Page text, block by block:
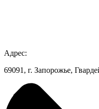
Адрес:
69091, г. Запорожье,